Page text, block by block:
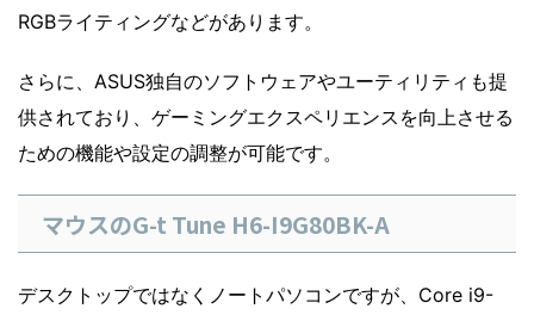
RGBライティングなどがあります。
さらに、ASUS独自のソフトウェアやユーティリティも提
供されており、ゲーミングエクスペリエンスを向上させる
ための機能や設定の調整が可能です。
マウスのG-t Tune H6-I9G80BK-A
デスクトップではなくノートパソコンですが、Core i9-